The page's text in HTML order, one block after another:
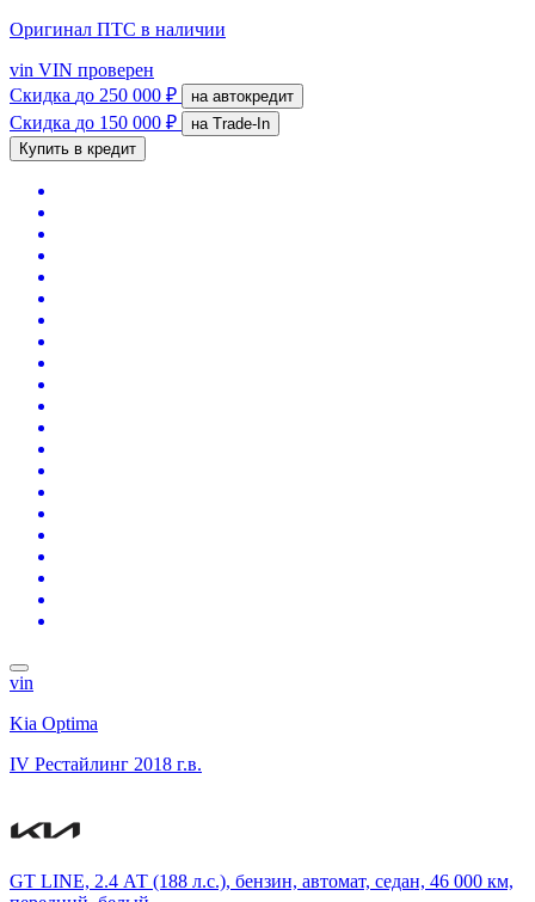
Оригинал ПТС в наличии
vin VIN проверен
Скидка до 250 000 ₽ на автокредит
Скидка до 150 000 ₽
на Trade-In
Купить в кредит
vin
Kia Optima
IV Рестайлинг 2018 г.в.
GT LINE, 2.4 АТ (188 л.с.), бензин, автомат, седан, 46 000 км,